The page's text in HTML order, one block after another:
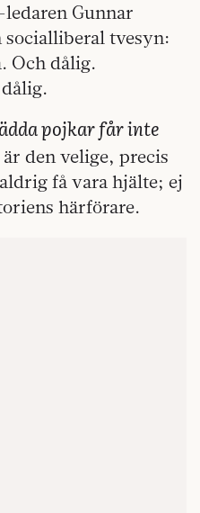
Gunnar
socialliberal tvesyn:
Och dålig.
pojkar får inte
är den velige, precis
få vara hjälte; ej
härförare.